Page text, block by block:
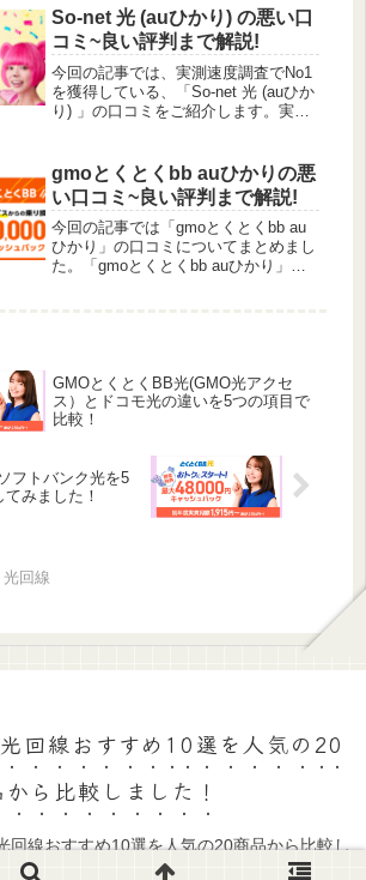
ッシュバックが振り込まれるのか気に
なる方は是非読んでみてくださいね。
So-net 光 (auひかり) の悪い口
コミ~良い評判まで解説!
今回の記事では、実測速度調査でNo1
を獲得している、「So-net 光 (auひか
り) 」の口コミをご紹介します。実際
も中立的な立場で嘘なく真実を伝えて
いけたらと思います。...
gmoとくとくbb auひかりの悪
い口コミ~良い評判まで解説!
今回の記事では「gmoとくとくbb au
ひかり」の口コミについてまとめまし
た。「gmoとくとくbb auひかり」を
GMOとくとくBB光(GMO光アクセ
ス）とドコモ光の違いを5つの項目で
比較！
フトバンク光を5
みました！
光回線
回線おすすめ10選を人気の20
ら比較しました！
回線おすすめ10選を人気の20商品から比較し